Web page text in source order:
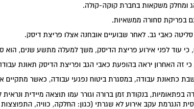
ומחלק משקאות בחברת קוקה-קולה.
בפריקת סחורה ממשאיות.
כאבי גב. לאחר שבועיים אובחנה אצלו פריצת דיסק.
כי עוד לפני אירוע פריצת הדיסק, משך למעלה מתשע שנים, הוא
זה האחרון יראה בהופעת כאבי הגב ופריצת הדיסק תאונת
כתאונת עבודה, במסגרת ביטוח נפגעי עבודה, כאשר
בנקודת זמן ברורה וגורר עמו תוצאה מיידית ונראית
הנגרמת עקב אירוע לא שגרתי (כגון: החלקה, כוויה, התפוצצות